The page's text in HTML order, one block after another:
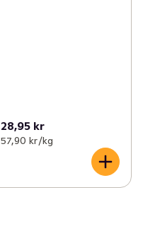
28,95 kr
57,90 kr /kg